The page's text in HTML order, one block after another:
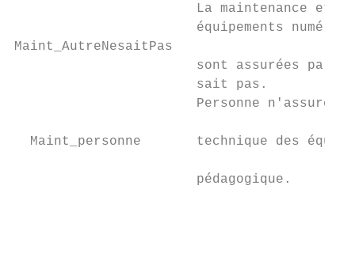
La maintenance et
équipements
Maint_AutreNesaitPas
sont assurées par
                       sait pas.
Personne n'assure
Maint_personne       technique des
                       pédagogique.